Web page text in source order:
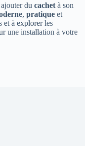
du cachet à son
, pratique et
et à explorer les
une installation à votre